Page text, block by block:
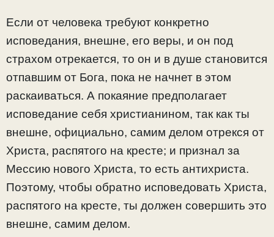
Если от человека требуют конкретно
исповедания, внешне, его веры, и он под
страхом отрекается, то он и в душе становится
отпавшим от Бога, пока не начнет в этом
раскаиваться. А покаяние предполагает
исповедание себя христианином, так как ты
внешне, официально, самим делом отрекся от
Христа, распятого на кресте; и признал за
Мессию нового Христа, то есть антихриста.
Поэтому, чтобы обратно исповедовать Христа,
распятого на кресте, ты должен совершить это
внешне, самим делом.